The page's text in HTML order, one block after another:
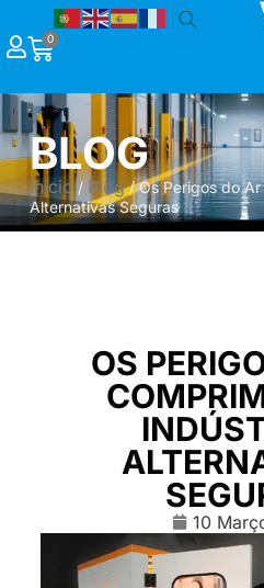
0
BLOG
Início/Blog/ Os Perigos do Ar
Alternativas Seguras
OS
10